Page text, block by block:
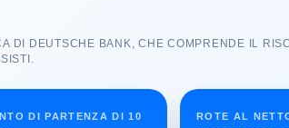
DI DEUTSCHE BANK, CHE COMPRENDE IL
DI PARTENZA DI 10
ROTE AL